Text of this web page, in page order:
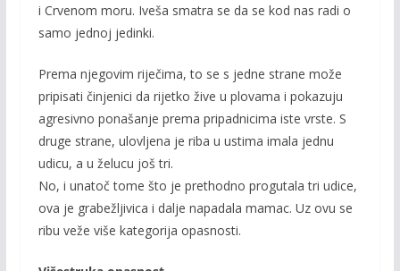
i Crvenom moru. Iveša smatra se da se kod nas radi o
samo jednoj jedinki.
Prema njegovim riječima, to se s jedne strane može
pripisati činjenici da rijetko žive u plovama i pokazuju
agresivno ponašanje prema pripadnicima iste vrste. S
druge strane, ulovljena je riba u ustima imala jednu
udicu, a u želucu još tri.
No, i unatoč tome što je prethodno progutala tri udice,
ova je grabežljivica i dalje napadala mamac. Uz ovu se
ribu veže više kategorija opasnosti.